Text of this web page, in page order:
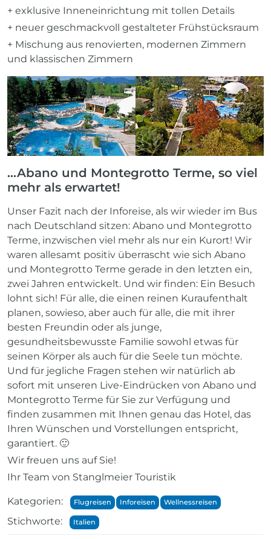
+ exklusive Inneneinrichtung mit tollen Details
+ neuer geschmackvoll gestalteter Frühstücksraum
+ Mischung aus renovierten, modernen Zimmern
und klassischen Zimmern
…Abano und Montegrotto Terme, so viel
mehr als erwartet!
Unser Fazit nach der Inforeise, als wir wieder im Bus
nach Deutschland sitzen: Abano und Montegrotto
Terme, inzwischen viel mehr als nur ein Kurort! Wir
waren allesamt positiv überrascht wie sich Abano
und Montegrotto Terme gerade in den letzten ein,
zwei Jahren entwickelt. Und wir finden: Ein Besuch
lohnt sich! Für alle, die einen reinen Kuraufenthalt
planen, sowieso, aber auch für alle, die mit ihrer
besten Freundin oder als junge,
gesundheitsbewusste Familie sowohl etwas für
seinen Körper als auch für die Seele tun möchte.
Und für jegliche Fragen stehen wir natürlich ab
sofort mit unseren Live-Eindrücken von Abano und
Montegrotto Terme für Sie zur Verfügung und
finden zusammen mit Ihnen genau das Hotel, das
Ihren Wünschen und Vorstellungen entspricht,
garantiert. 🙂
Wir freuen uns auf Sie!
Ihr Team von Stanglmeier Touristik
Kategorien: Flugreisen Inforeisen Wellnessreisen
Stichworte: Italien